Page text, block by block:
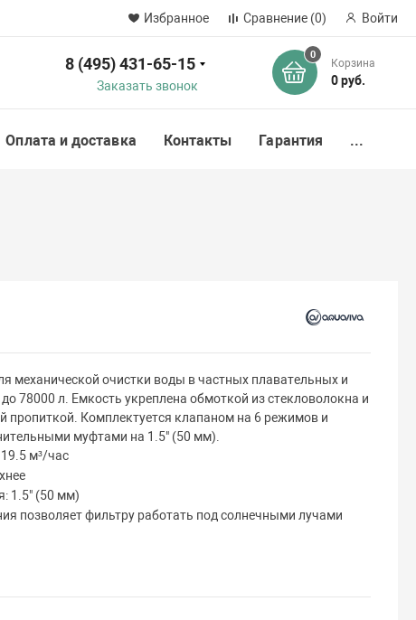
Избранное Сравнение (0) Войти
8 (495) 431-65-15
Заказать звонок
0
Корзина
0 руб.
Оплата и доставка Контакты Гарантия ...
механической очистки воды в частных плавательных и
78000 л. Емкость укреплена обмоткой из стекловолокна и
пропиткой. Комплектуется клапаном на 6 режимов и
муфтами на 1.5" (50 мм).
м³/час
1.5" (50 мм)
позволяет фильтру работать под солнечными лучами